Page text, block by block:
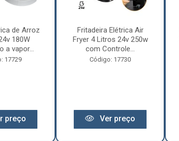
de Arroz
180W
a vapor...
17729
preço
Fritadeira Elétrica Air
Fryer 4 Litros 24v 250w
com Controle...
Código: 17730
Ver preço